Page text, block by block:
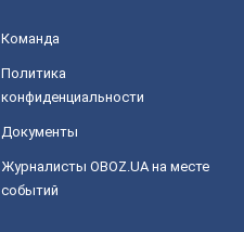
Команда
Политика
конфиденциальности
Документы
Журналисты OBOZ.UA на месте
событий